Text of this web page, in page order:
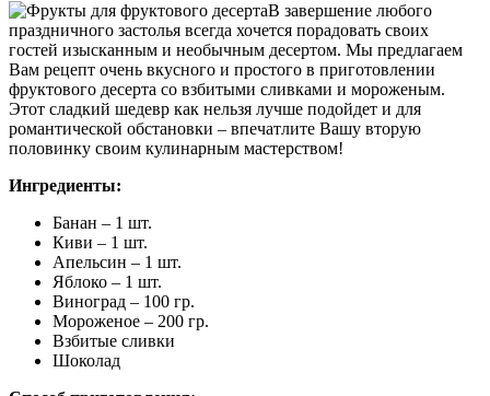
В завершение любого
праздничного застолья всегда хочется порадовать своих
гостей изысканным и необычным десертом. Мы предлагаем
Вам рецепт очень вкусного и простого в приготовлении
фруктового десерта со взбитыми сливками и мороженым.
Этот сладкий шедевр как нельзя лучше подойдет и для
романтической обстановки – впечатлите Вашу вторую
половинку своим кулинарным мастерством!
Ингредиенты:
Банан – 1 шт.
Киви – 1 шт.
Апельсин – 1 шт.
Яблоко – 1 шт.
Виноград – 100 гр.
Мороженое – 200 гр.
Взбитые сливки
Шоколад